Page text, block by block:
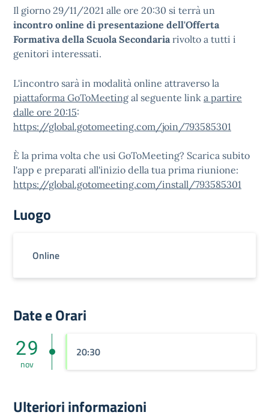
Il giorno 29/11/2021 alle ore 20:30 si terrà un
incontro online di presentazione dell'Offerta
Formativa della Scuola Secondariarivolto a tutti i
genitori interessati.
L'incontro sarà in modalità online attraverso la
piattaforma GoToMeeting al seguente link a partire
dalle ore 20:15:
https://global.gotomeeting.com/join/793585301
È la prima volta che usi GoToMeeting? Scarica subito
l'app e preparati all'inizio della tua prima riunione:
https://global.gotomeeting.com/install/793585301
Luogo
Online
Date e Orari
29
nov
20:30
Ulteriori informazioni